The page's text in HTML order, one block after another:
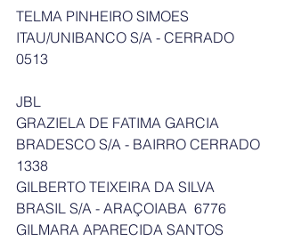
TELMA PINHEIRO SIMOES
ITAU/UNIBANCO S/A - CERRADO
0513
JBL
GRAZIELA DE FATIMA GARCIA
BRADESCO S/A - BAIRRO CERRADO
1338
GILBERTO TEIXEIRA DA SILVA
BRASIL S/A - ARAÇOIABA  6776
GILMARA APARECIDA SANTOS